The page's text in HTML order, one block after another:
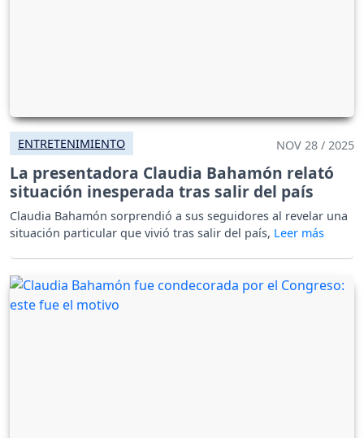
ENTRETENIMIENTO NOV 28 / 2025
La presentadora Claudia Bahamón relató
situación inesperada tras salir del país
Claudia Bahamón sorprendió a sus seguidores al revelar una
situación particular que vivió tras salir del país,